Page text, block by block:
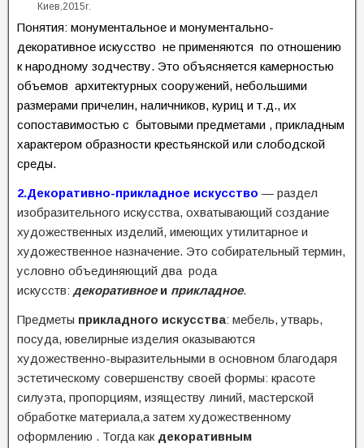
Киев,2015г.
Понятия: монументальное и монументально-
декоративное искусство не применяются по отношению
к народному зодчеству. Это объясняется камерностью
объемов архитектурных сооружений, небольшими
размерами причелин, наличников, куриц и т.д., их
сопоставимостью с бытовыми предметами , прикладным
характером образности крестьянской или слободской
среды.
2.Декоративно-прикладное искусство — раздел
изобразительного искусства, охватывающий создание
художественных изделий, имеющих утилитарное и
художественное назначение. Это собирательный термин,
условно объединяющий два рода
искусств: декоративноеи прикладное.
Предметы прикладного искусства: мебель, утварь,
посуда, ювелирные изделия оказываются
художественно-выразительными в основном благодаря
эстетическому совершенству своей формы: красоте
силуэта, пропорциям, изяществу линий, мастерской
обработке материала,а затем художественному
оформлению . Тогда как декоративным